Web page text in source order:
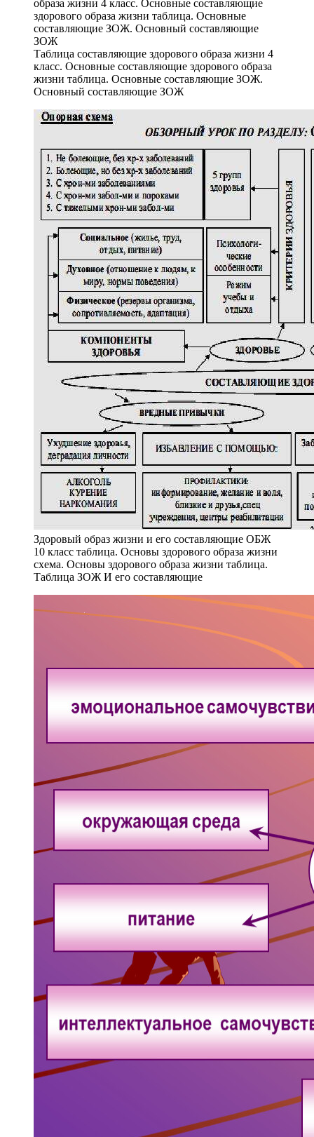
Таблица составляющие здорового образа жизни 4
класс. Основные составляющие здорового образа
жизни таблица. Основные составляющие ЗОЖ.
Основный составляющие ЗОЖ
Здоровый образ жизни и его составляющие ОБЖ
10 класс таблица. Основы здорового образа жизни
схема. Основы здорового образа жизни таблица.
Таблица ЗОЖ И его составляющие